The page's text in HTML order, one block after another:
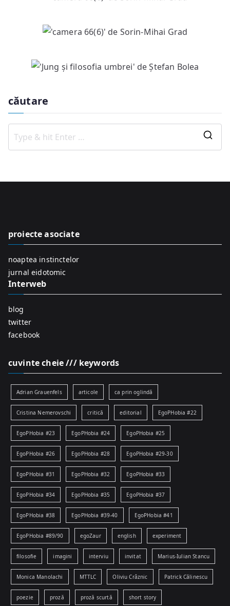
căutare
o
proiecte asociate
noaptea instinctelor
jurnal eidotomic
Interweb
blog
twitter
facebook
cuvinte cheie /// keywords
Adrian Grauenfels articole ca prin oglindă
Cristina Nemerovschi critică editorial EgoPHobia #22
EgoPHobia #23 EgoPHobia #24 EgoPHobia #25
EgoPHobia #26 EgoPHobia #28 EgoPHobia #29-30
EgoPHobia #31 EgoPHobia #32 EgoPHobia #33
EgoPHobia #34 EgoPHobia #35 EgoPHobia #37
EgoPHobia #38 EgoPHobia #39-40 EgoPHobia #41
EgoPHobia #89/90 egoZaur english experiment
filosofie imagini interviu invitat Marius-Iulian Stancu
Monica Manolachi MTTLC Oliviu Crâznic Patrick Călinescu
poezie proză proză scurtă short story